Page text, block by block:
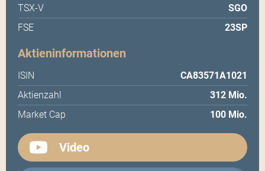
TSX-V
SGO
FSE
23SP
Aktieninformationen
ISIN
CA83571A1021
Aktienzahl
312 Mio.
Market Cap
100 Mio.
Video